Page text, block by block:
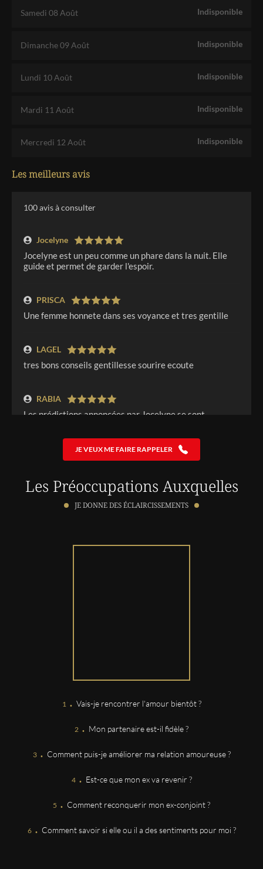
Samedi 08 Août Indisponible
Dimanche 09 Août Indisponible
Lundi 10 Août Indisponible
Mardi 11 Août Indisponible
Mercredi 12 Août Indisponible
Les meilleurs avis
100avis à consulter
Jocelyne
Jocelyne est un peu comme un phare dans la nuit. Elle
guide et permet de garder l'espoir.
PRISCA
Une femme honnete dans ses voyance et tres gentille
LAGEL
tres bons conseils gentillesse sourire ecoute
RABIA
Les prédictions annoncées par Jocelyne se sont
FABRICE
Cordialement.
EVELYNE
Tres bien passé j attend avec impatience la suite
CAROLINE
très à l’écoute Elle pouce toujours vers le positif elle
JE VEUX ME FAIRE RAPPELER
Les Préoccupations Auxquelles
JE DONNE DES ÉCLAIRCISSEMENTS
. Vais-je rencontrer l'amour bientôt ?
. Mon partenaire est-il fidèle ?
. Comment puis-je améliorer ma relation amoureuse ?
. Est-ce que mon ex va revenir ?
. Comment reconquerir mon ex-conjoint ?
. Comment savoir si elle ou il a des sentiments pour moi ?